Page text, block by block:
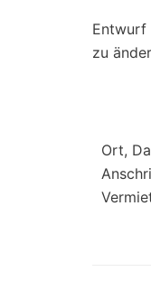
Entwurf
zu
Ort,